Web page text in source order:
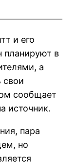
и его
планируют в
а
свои
сообщает
источник.
пара
но